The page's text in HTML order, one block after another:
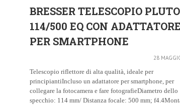
BRESSER TELESCOPIO PLUTO
114/500 EQ CON ADATTATORE
PER SMARTPHONE
28
Telescopio riflettore di alta qualità, ideale per
principiantiIncluso un adattatore per smartphone, per
collegare la fotocamera e fare fotografieDiametro dello
specchio: 114 mm/ Distanza focale: 500 mm;